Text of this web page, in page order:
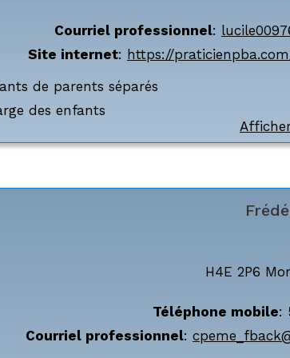
Courriel professionnel:
Site internet: https://
de parents séparés
des enfants
H4E 2P6
Téléphone mobile:
Courriel professionnel: